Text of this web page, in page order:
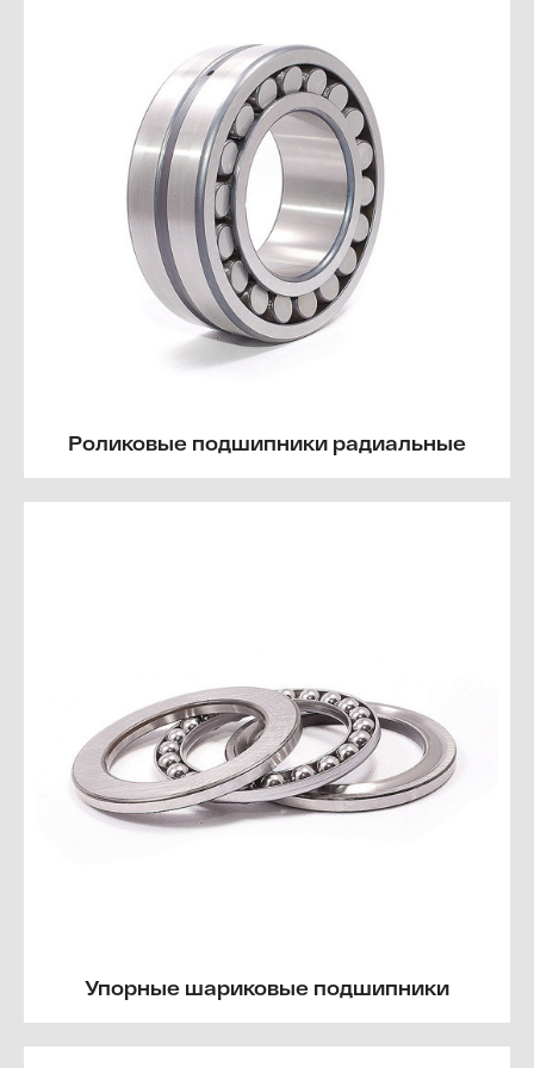
Роликовые подшипники радиальные
Упорные шариковые подшипники